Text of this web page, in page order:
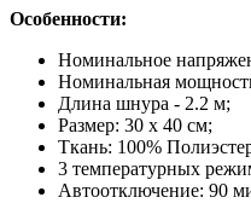
Особенности:
Номинальное
Номинальная
Длина шнура - 2.2 м;
Размер: 30 x 40 см;
Ткань: 100%
3 температурных
Автоотключение: 90